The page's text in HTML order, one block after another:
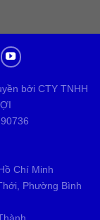
bởi CTY TNHH
Chí Minh
Phường Bình